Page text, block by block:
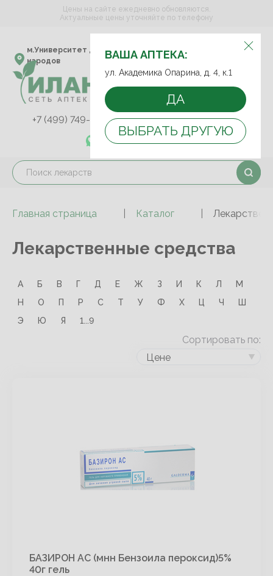
ВЫБЕРИТЕ АПТЕКУ:
м.Университет дружбы
народов
ул. Академика Опарина,
д. 4, к.1
ВАША АПТЕКА:
ул. Академика Опарина, д. 4, к.1
ДА
ВЫБРАТЬ ДРУГУЮ
Цены на сайте ежедневно обновляются.
Актуальные цены уточняйте по телефону
+7 (499) 749-75-92
+7 (499) 749-74-89
+7 (989) 579-78-73
Главная страница Каталог
Лекарственные средства
А Б В Г Д Е Ж З И К Л
М
Н
О П Р С Т У Ф Х Ц Ч
Ш
Э
Ю Я 1...9
Сортировать по:
Цене
БАЗИРОН АС (мнн Бензоила пероксид)5%
40г гель